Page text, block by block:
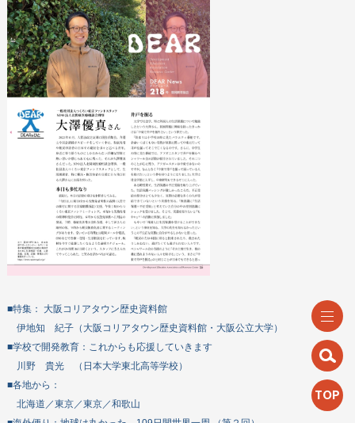
■特集： 大阪コリアタウン歴史資料館
伊地知 紀子（大阪コリアタウン歴史資料館・大阪公立大学）
■学校で開発教育：これからも応援していきます
川野 貴光 （日本大学東北高等学校）
■各地から：
北海道／東京／東京／和歌山
TOP